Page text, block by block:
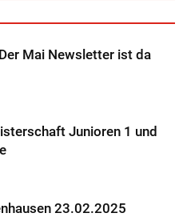
Mai Newsletter ist da
Junioren 1 und
23.02.2025